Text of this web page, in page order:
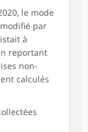
le mode
par
à
reportant
non-
calculés